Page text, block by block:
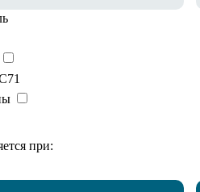
при: